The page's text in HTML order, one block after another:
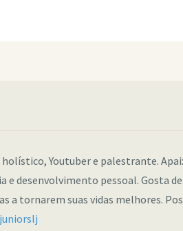
Youtuber e palestrante.
e desenvolvimento pessoal. Gosta
a tornarem suas vidas melhores.